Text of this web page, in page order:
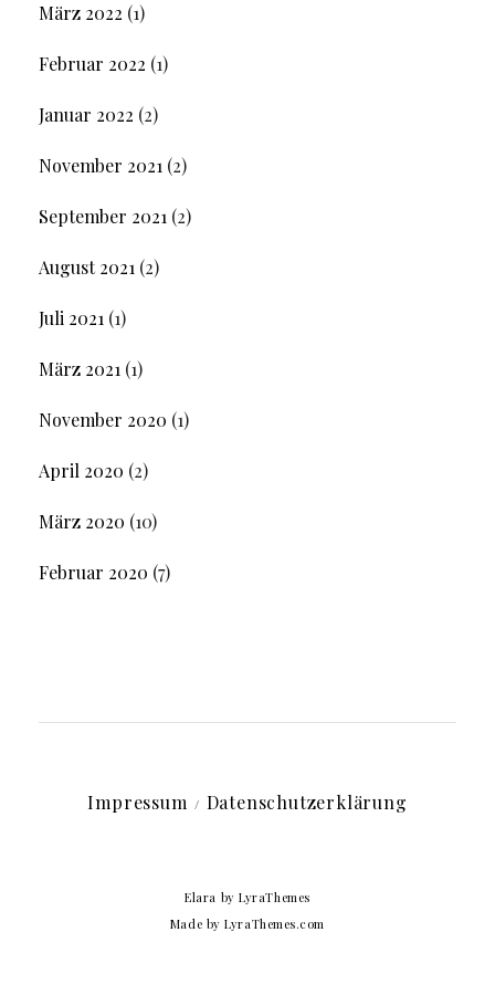
März 2022 (1)
Februar 2022 (1)
Januar 2022 (2)
November 2021(2)
September 2021(2)
August 2021(2)
Juli 2021(1)
März 2021(1)
November 2020 (1)
April 2020 (2)
März 2020 (10)
Februar 2020 (7)
Impressum Datenschutzerklärung
Elara by LyraThemes
Made byLyraThemes.com